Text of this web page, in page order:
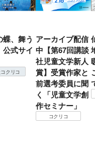
蝶、舞う
公式サイ
クリコ
アーカイブ配信
中【第67回講談
社児童文学新人
賞】受賞作家と
前選考委員に聞
く「児童文学創
作セミナー」
コクリコ